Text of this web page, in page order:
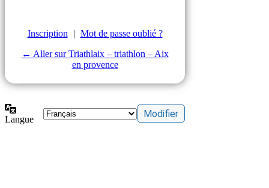
Inscription | Mot de passe oublié ?
← Aller sur Triathlaix – triathlon – Aix
en provence
Langue